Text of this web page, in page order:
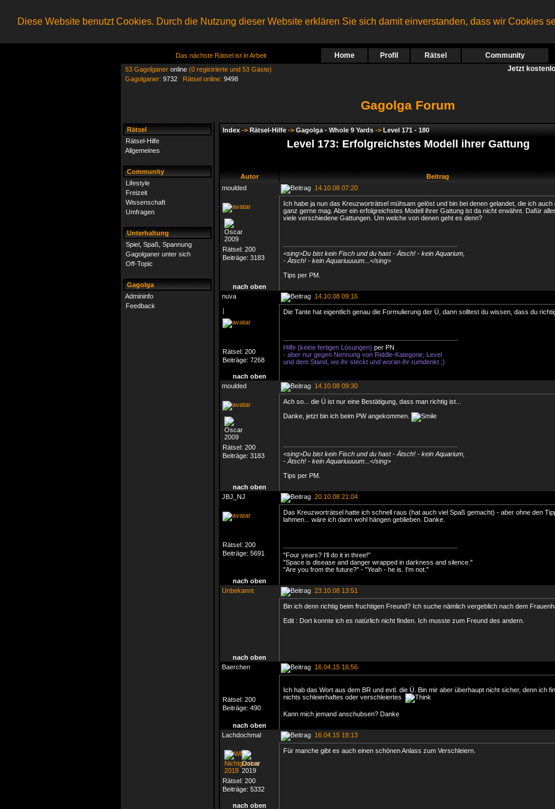
Diese Website benutzt Cookies. Durch die Nutzung dieser Website erklären Sie sich damit einverstanden, dass wir Cookies
Das nächste Rätsel ist in Arbeit Home Profil Rätsel Community
53 Gagolganer online (0 registrierte und 53 Gäste)
Gagolganer: 9732 Rätsel online: 9498
Jetzt
Gagolga Forum
Rätsel
Rätsel-Hilfe
Allgemeines
Community
Lifestyle
Freizeit
Wissenschaft
Umfragen
Unterhaltung
Spiel, Spaß, Spannung
Gagolganer unter sich
Off-Topic
Gagolga
Admininfo
Feedback
Index -> Rätsel-Hilfe -> Gagolga - Whole 9 Yards -> Level 171 - 180
Level 173: Erfolgreichstes Modell ihrer Gattung
Autor
Beitrag
moulded
14.10.08 07:20
Rätsel: 200
Beiträge: 3183
Ich habe ja nun das Kreuzworträtsel mühsam gelöst und bin bei denen gelandet, die ich auch
ganz gerne mag. Aber ein erfolgreichstes Modell ihrer Gattung ist da nicht erwähnt. Dafür
viele verschiedene Gattungen. Um welche von denen geht es denn?
<sing>Du bist kein Fisch und du hast - Ätsch! - kein Aquarium,
- Ätsch! - kein Aquariuuuum...</sing>
Tips per PM
nach oben
nuva
14.10.08 09:16
|
Rätsel: 200
Beiträge: 7268
Die Tante hat eigentlich genau die Formulierung der Ü, dann solltest du wissen, dass du
Hilfe (keine fertigen Lösungen) per PN
- aber nur gegen Nennung von Riddle-Kategorie, Level
und dem Stand, wo ihr steckt und woran ihr rumdenkt ;)
nach oben
moulded
14.10.08 09:30
Rätsel: 200
Beiträge: 3183
Ach so... die Ü ist nur eine Bestätigung, dass man richtig ist...
Danke, jetzt bin ich beim PW angekommen.
<sing>Du bist kein Fisch und du hast - Ätsch! - kein Aquarium,
- Ätsch! - kein Aquariuuuum...</sing>
Tips per PM
nach oben
JBJ_NJ
20.10.08 21:04
Rätsel: 200
Beiträge: 5691
Das Kreuzworträtsel hatte ich schnell raus (hat auch viel Spaß gemacht) - aber ohne den
lahmen... wäre ich dann wohl hängen geblieben. Danke.
"Four years? I'll do it in three!"
"Space is disease and danger wrapped in darkness and silence."
"Are you from the future?" - "Yeah - he is. I'm not."
nach oben
Unbekannt
23.10.08 13:51
Bin ich denn richtig beim fruchtigen Freund? Ich suche nämlich vergeblich nach dem
Edit : Dort konnte ich es natürlich nicht finden. Ich musste zum Freund des andern.
nach oben
Baerchen
16.04.15 16:56
Rätsel: 200
Beiträge: 490
Ich hab das Wort aus dem BR und evtl. die Ü. Bin mir aber überhaupt nicht sicher, denn ich
nichts schleierhaftes oder verschleiertes
Kann mich jemand anschubsen? Danke
nach oben
Lachdochmal
16.04.15 18:13
Rätsel: 200
Beiträge: 5332
Für manche gibt es auch einen schönen Anlass zum Verschleiern.
nach oben